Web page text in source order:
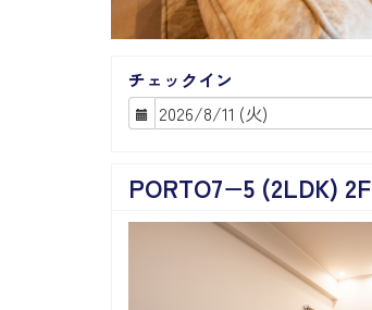
チェックイン
PORTO7−5 (2LDK) 2F
Previous